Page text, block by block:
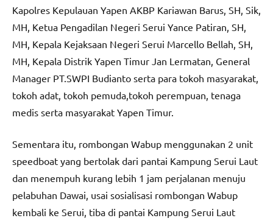
Kapolres Kepulauan Yapen AKBP Kariawan Barus, SH, Sik,
MH, Ketua Pengadilan Negeri Serui Yance Patiran, SH,
MH, Kepala Kejaksaan Negeri Serui Marcello Bellah, SH,
MH, Kepala Distrik Yapen Timur Jan Lermatan, General
Manager PT.SWPI Budianto serta para tokoh masyarakat,
tokoh adat, tokoh pemuda,tokoh perempuan, tenaga
medis serta masyarakat Yapen Timur.
Sementara itu, rombongan Wabup menggunakan 2 unit
speedboat yang bertolak dari pantai Kampung Serui Laut
dan menempuh kurang lebih 1 jam perjalanan menuju
pelabuhan Dawai, usai sosialisasi rombongan Wabup
kembali ke Serui, tiba di pantai Kampung Serui Laut